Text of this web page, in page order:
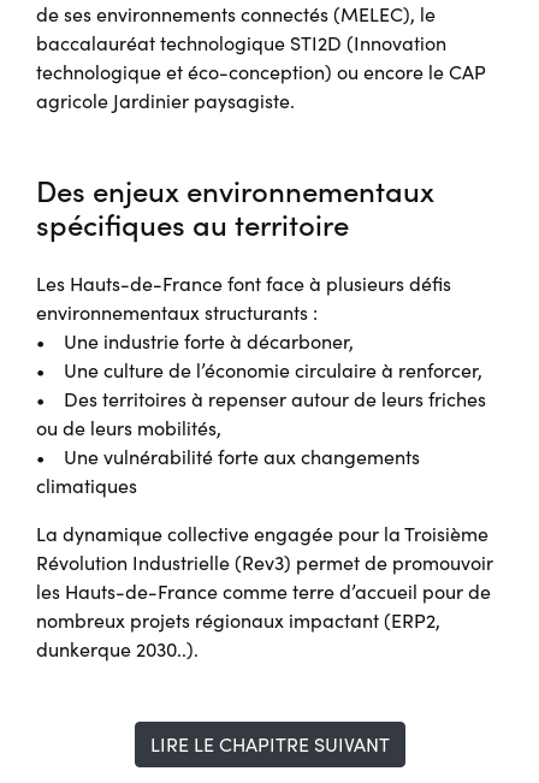
de ses environnements connectés (MELEC), le
baccalauréat technologique STI2D (Innovation
technologique et éco-conception) ou encore le CAP
agricole Jardinier paysagiste.
Des enjeux environnementaux
spécifiques au territoire
Les Hauts-de-France font face à plusieurs défis
environnementaux structurants :
• Une industrie forte à décarboner,
• Une culture de l’économie circulaire à renforcer,
• Des territoires à repenser autour de leurs friches
ou de leurs mobilités,
• Une vulnérabilité forte aux changements
climatiques
La dynamique collective engagée pour la Troisième
Révolution Industrielle (Rev3) permet de promouvoir
les Hauts-de-France comme terre d’accueil pour de
nombreux projets régionaux impactant (ERP2,
dunkerque 2030..).
LIRE LE CHAPITRE SUIVANT